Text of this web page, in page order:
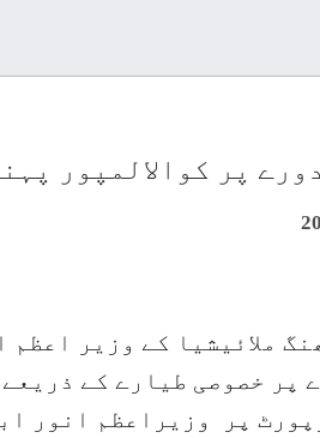
پر کوالالمپور
ملائیشیا کے وزیر اعظم
پر خصوصی طیارے کے ذریعے
پر وزیراعظم انور